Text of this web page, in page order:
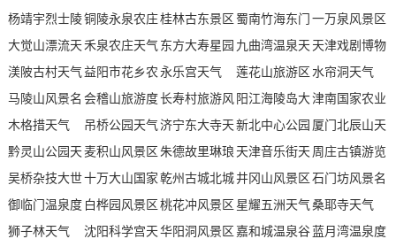
气
气
气
气
杨靖宇烈士陵
园天气
铜陵永泉农庄
天气
桂林古东景区
天气
蜀南竹海东门
天气
一万泉风景区
天气
大觉山漂流天
气
禾泉农庄天气 东方大寿星园
天气
九曲湾温泉天
气
天津戏剧博物
馆天气
渼陂古村天气 益阳市花乡农
家乐景区天气
永乐宫天气
莲花山旅游区
天气
水帘洞天气
马陵山风景名
胜区天气
会稽山旅游度
假区天气
长寿村旅游风
景区天气
阳江海陵岛大
角湾风景名胜
区天气
津南国家农业
科技园区天气
木格措天气 吊桥公园天气 济宁东大寺天
气
新北中心公园
天气
厦门北辰山天
气
黔灵山公园天
气
麦积山风景区
天气
朱德故里琳琅
山景区天气
天津音乐街天
气
周庄古镇游览
区天气
吴桥杂技大世
界天气
十万大山国家
森林公园天气
乾州古城北城
门天气
井冈山风景区
天气
石门坊风景名
胜区天气
御临门温泉度
假村天气
白桦园风景区
天气
桃花冲风景区
天气
星耀五洲天气 桑耶寺天气
狮子林天气
沈阳科学宫天华阳洞风景区 嘉和城温泉谷蓝月湾温泉度